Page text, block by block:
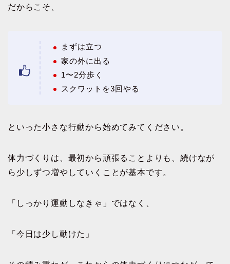
だからこそ、
まずは立つ
家の外に出る
1〜2分歩く
スクワットを3回やる
といった小さな行動から始めてみてください。
体力づくりは、最初から頑張ることよりも、続けなが
ら少しずつ増やしていくことが基本です。
「しっかり運動しなきゃ」ではなく、
「今日は少し動けた」